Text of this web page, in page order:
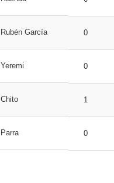
Rubén García 0
Yeremi 0
Chito 1
Parra 0